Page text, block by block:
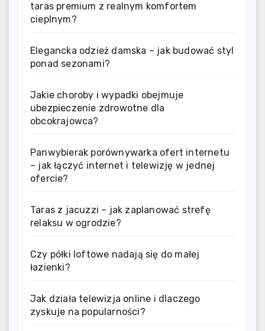
taras premium z realnym komfortem
cieplnym?
Elegancka odzież damska – jak budować styl
ponad sezonami?
Jakie choroby i wypadki obejmuje
ubezpieczenie zdrowotne dla
obcokrajowca?
Panwybierak porównywarka ofert internetu
– jak łączyć internet i telewizję w jednej
ofercie?
Taras z jacuzzi – jak zaplanować strefę
relaksu w ogrodzie?
Czy półki loftowe nadają się do małej
łazienki?
Jak działa telewizja online i dlaczego
zyskuje na popularności?